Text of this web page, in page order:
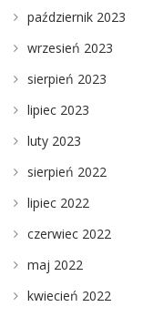
październik 2023
wrzesień 2023
sierpień 2023
lipiec 2023
luty 2023
sierpień 2022
lipiec 2022
czerwiec 2022
maj 2022
kwiecień 2022